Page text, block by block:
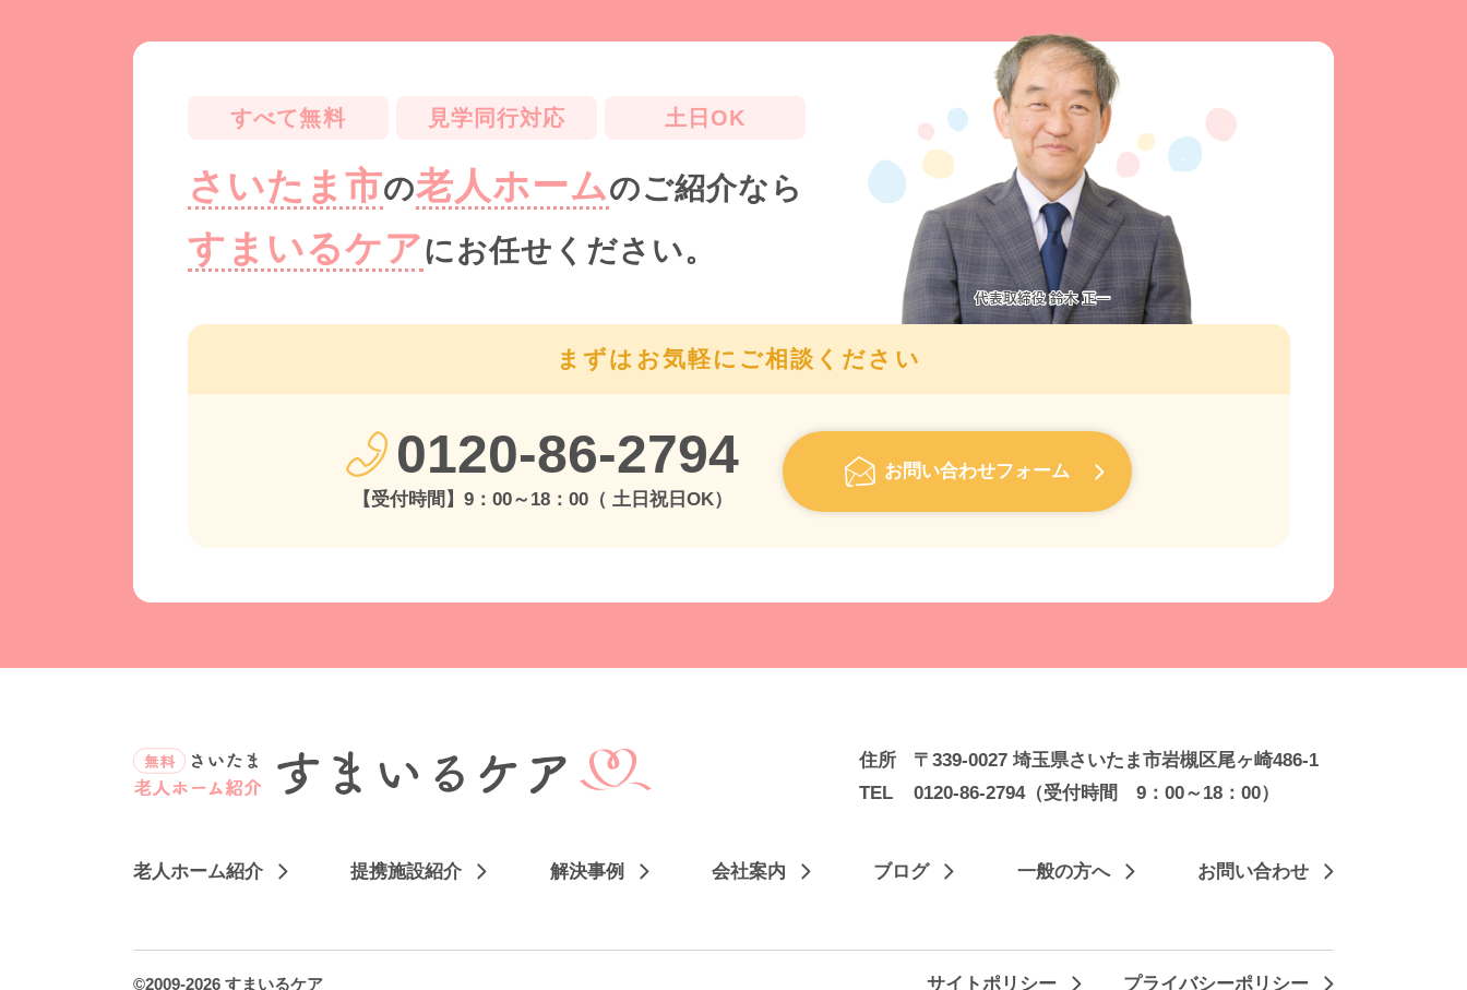
すべて無料 見学同行対応 土日OK
さいたま市の老人ホームのご紹介なら
すまいるケアにお任せください。
まずはお気軽にご相談ください
0120-86-2794
【受付時間】9：00～18：00（ 土日祝日OK）
お問い合わせフォーム
住所
〒339-0027 埼玉県さいたま市岩槻区尾ヶ崎486-1
TEL
0120-86-2794（受付時間 9：00～18：00）
老人ホーム紹介 提携施設紹介 解決事例 会社案内 ブログ 一般の方へ お問い合わせ
サイトポリシー プライバシーポリシー
©2009-2026 すまいるケア